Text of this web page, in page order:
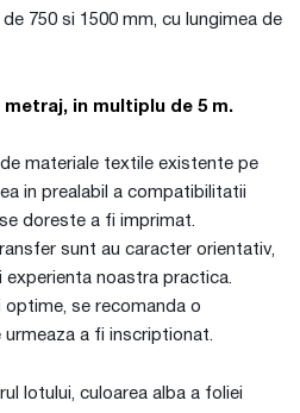
750 si 1500 mm, cu lungimea de
metraj, in multiplu de 5 m.
materiale textile existente pe
in prealabil a compatibilitatii
doreste a fi imprimat.
sunt au caracter orientativ,
noastra practica.
optime, se recomanda o
urmeaza a fi inscriptionat.
lotului, culoarea alba a foliei